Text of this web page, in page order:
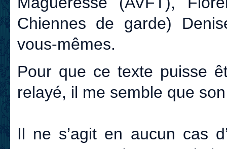
Chiennes de garde)
vous-mêmes.
Pour que ce texte puisse
relayé, il me semble que
Il ne s’agit en aucun cas